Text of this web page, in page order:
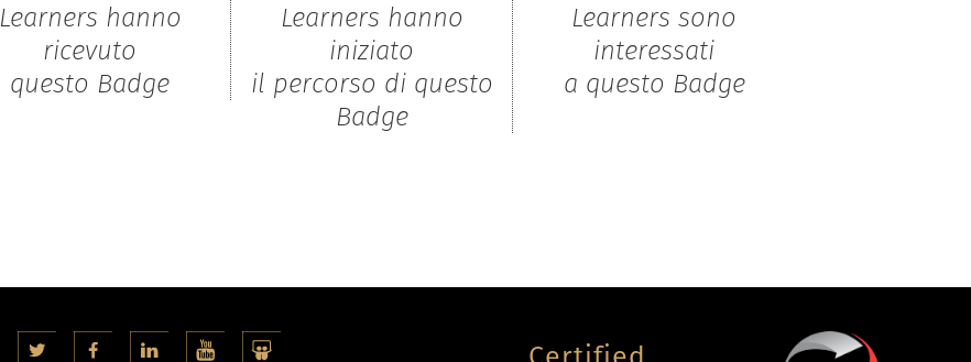
Learners hanno
ricevuto
questo Badge
Learners hanno
iniziato
il percorso di questo
Badge
Learners sono
interessati
a questo Badge